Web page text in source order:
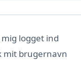
logget ind
mit brugernavn